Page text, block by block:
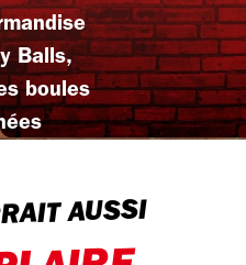
Balls,
boules
AUSSI